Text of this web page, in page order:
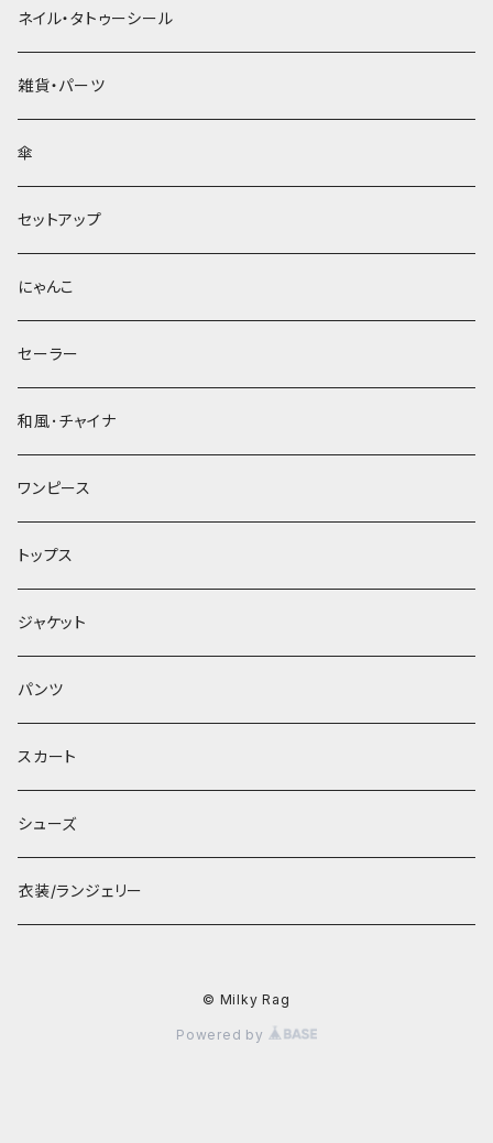
ネイル・タトゥーシール
雑貨・パーツ
傘
セットアップ
にゃんこ
セーラー
和風･チャイナ
ワンピース
トップス
ジャケット
パンツ
スカート
シューズ
衣装/ランジェリー
© Milky Rag
Powered by